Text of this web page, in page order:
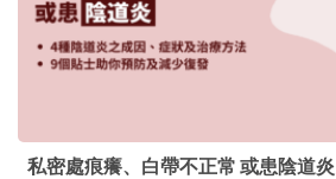
私密處痕癢、白帶不正常 或患陰道炎